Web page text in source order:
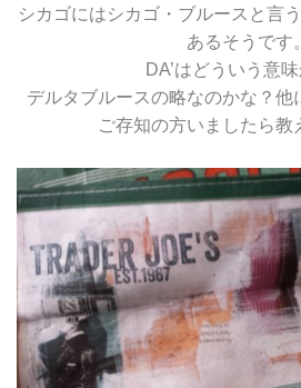
シカゴにはシカゴ・ブルースと言
あるそうです。
DA’はどういう意
デルタブルースの略なのかな？他
ご存知の方いましたら教